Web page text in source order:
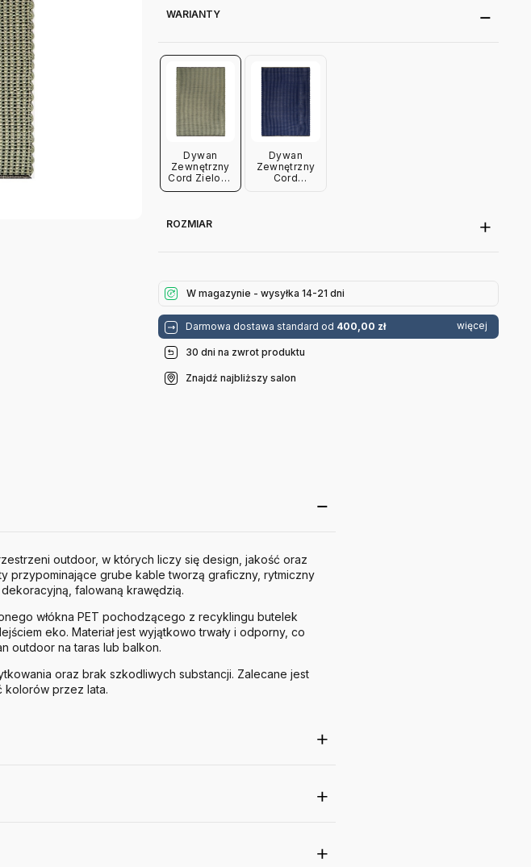
WARIANTY
Dywan
Zewnętrzny
Cord Zielony
Tom Dixon
Dywan
Zewnętrzny
Cord
ROZMIAR
W magazynie - wysyłka 14-21 dni
Darmowa dostawa standard od 400,00 zł więcej
30 dni na zwrot produktu
Znajdź najbliższy salon
outdoor, w których liczy się design, jakość oraz
przypominające grube kable tworzą graficzny, rytmiczny
falowaną krawędzią.
włókna PET pochodzącego z recyklingu butelek
eko. Materiał jest wyjątkowo trwały i odporny, co
outdoor na taras lub balkon.
oraz brak szkodliwych substancji. Zalecane jest
kolorów przez lata.